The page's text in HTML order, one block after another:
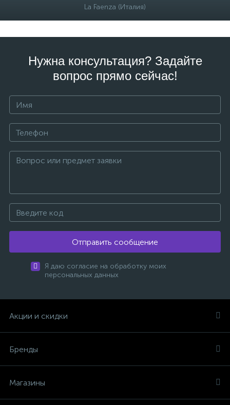
La Faenza (Италия)
Нужна консультация? Задайте
вопрос прямо сейчас!
Отправить сообщение
Я даю согласие на обработку моих
персональных данных
Акции и скидки
Бренды
Магазины